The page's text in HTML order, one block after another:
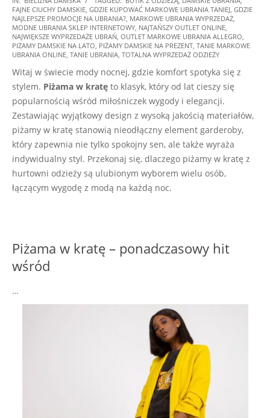
10-
14
FAJNE CIUCHY DAMSKIE, GDZIE KUPOWAĆ MARKOWE UBRANIA TANIEJ, GDZIE
NAJLEPSZE PROMOCJE NA UBRANIA?, MARKOWE UBRANIA WYPRZEDAŻ,
MODNE UBRANIA SKLEP INTERNETOWY, NAJTAŃSZY OUTLET ONLINE,
NAJWIĘKSZE WYPRZEDAŻE UBRAŃ, OUTLET MARKOWE UBRANIA ALLEGRO,
PIŻAMY DAMSKIE NA LATO, PIŻAMY DAMSKIE NA PREZENT, TANIE MARKOWE
UBRANIA ONLINE, TANIE UBRANIA, TOTALNA WYPRZEDAŻ ODZIEŻY
Witaj w świecie mody nocnej, gdzie komfort spotyka się z
stylem. Piżama w kratę to klasyk, który od lat cieszy się
popularnością wśród miłośniczek wygody i elegancji.
Zestawiając wyjątkowy design z wysoką jakością materiałów,
piżamy w kratę stanowią nieodłączny element garderoby,
który zapewnia nie tylko spokojny sen, ale także wyraża
indywidualny styl. Przekonaj się, dlaczego piżamy w kratę z
hurtowni odzieży są ulubionym wyborem wielu osób,
łączącym wygodę z modą na każdą noc.
Piżama w kratę – ponadczasowy hit
wśród
…